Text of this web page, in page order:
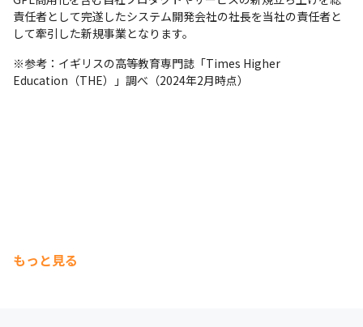
責任者として完遂したシステム開発会社の社長を当社の責任者と
して牽引した新規事業となります。
※参考：イギリスの高等教育専門誌「Times Higher
Education（THE）」調べ（2024年2月時点）
もっと見る